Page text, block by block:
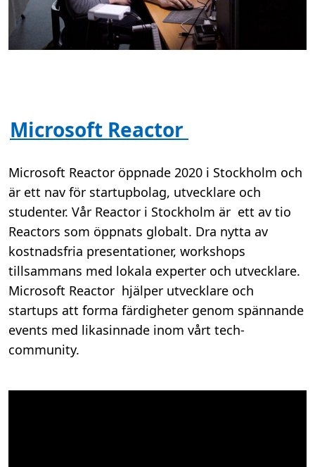
Microsoft Reactor
Microsoft Reactor öppnade 2020 i Stockholm och
är ett nav för startupbolag, utvecklare och
studenter. Vår Reactor i Stockholm är ett av tio
Reactors som öppnats globalt. Dra nytta av
kostnadsfria presentationer, workshops
tillsammans med lokala experter och utvecklare.
Microsoft Reactor hjälper utvecklare och
startups att forma färdigheter genom spännande
events med likasinnade inom vårt tech-
community.